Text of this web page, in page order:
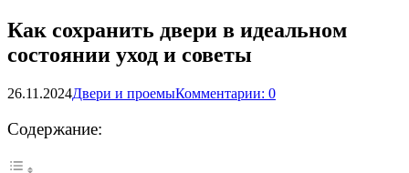
Как сохранить двери в идеальном
состоянии уход и советы
26.11.2024Двери и проемыКомментарии: 0
Содержание: